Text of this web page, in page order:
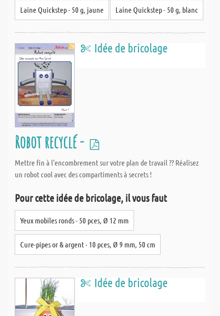
Laine Quickstep - 50 g, jaune Laine Quickstep - 50 g, blanc
Idée de bricolage
Robot recyclé -
Mettre fin à l'encombrement sur votre plan de travail ?? Réalisez
un robot cool avec des compartiments à secrets !
Pour cette idée de bricolage, il vous faut
Yeux mobiles ronds - 50 pces, Ø 12 mm
Cure-pipes or & argent - 10 pces, Ø 9 mm, 50 cm
Idée de bricolage